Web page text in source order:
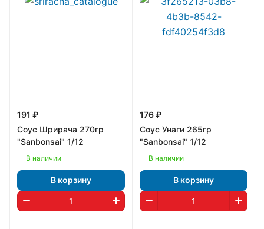
191 ₽
Соус Шрирача 270гр
"Sanbonsai" 1/12
В наличии
В корзину
176 ₽
Соус Унаги 265гр
"Sanbonsai" 1/12
В наличии
В корзину